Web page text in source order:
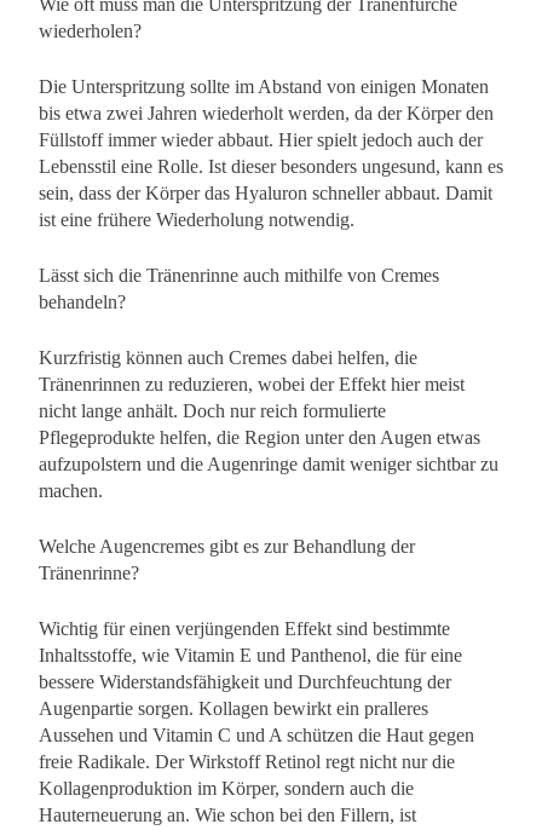
Wie oft muss man die Unterspritzung der Tränenfurche
wiederholen?
Die Unterspritzung sollte im Abstand von einigen Monaten
bis etwa zwei Jahren wiederholt werden, da der Körper den
Füllstoff immer wieder abbaut. Hier spielt jedoch auch der
Lebensstil eine Rolle. Ist dieser besonders ungesund, kann es
sein, dass der Körper das Hyaluron schneller abbaut. Damit
ist eine frühere Wiederholung notwendig.
Lässt sich die Tränenrinne auch mithilfe von Cremes
behandeln?
Kurzfristig können auch Cremes dabei helfen, die
Tränenrinnen zu reduzieren, wobei der Effekt hier meist
nicht lange anhält. Doch nur reich formulierte
Pflegeprodukte helfen, die Region unter den Augen etwas
aufzupolstern und die Augenringe damit weniger sichtbar zu
machen.
Welche Augencremes gibt es zur Behandlung der
Tränenrinne?
Wichtig für einen verjüngenden Effekt sind bestimmte
Inhaltsstoffe, wie Vitamin E und Panthenol, die für eine
bessere Widerstandsfähigkeit und Durchfeuchtung der
Augenpartie sorgen. Kollagen bewirkt ein pralleres
Aussehen und Vitamin C und A schützen die Haut gegen
freie Radikale. Der Wirkstoff Retinol regt nicht nur die
Kollagenproduktion im Körper, sondern auch die
Hauterneuerung an. Wie schon bei den Fillern, ist